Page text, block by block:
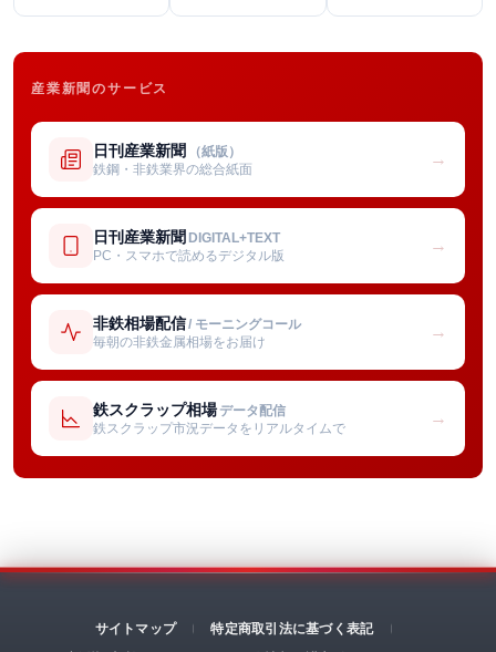
産業新聞のサービス
日刊産業新聞 （紙版）
鉄鋼・非鉄業界の総合紙面
→
日刊産業新聞 DIGITAL+TEXT
PC・スマホで読めるデジタル版
→
非鉄相場配信/ モーニングコール
毎朝の非鉄金属相場をお届け
→
鉄スクラップ相場 データ配信
鉄スクラップ市況データをリアルタイムで
→
サイトマップ
特定商取引法に基づく表記